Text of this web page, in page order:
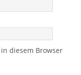
diesem Browser